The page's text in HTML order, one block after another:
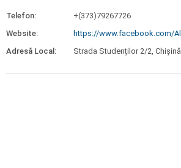
Telefon:
+(373)79267726
Website:
https://www.facebook.com/
Adresă Local:
Strada Studenților 2/2,